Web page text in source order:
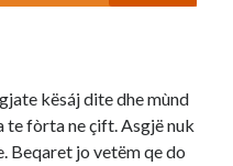
kësáj dite dhe mùnd
te fòrta ne çift. Asgjë nuk
Beqaret jo vetëm qe do